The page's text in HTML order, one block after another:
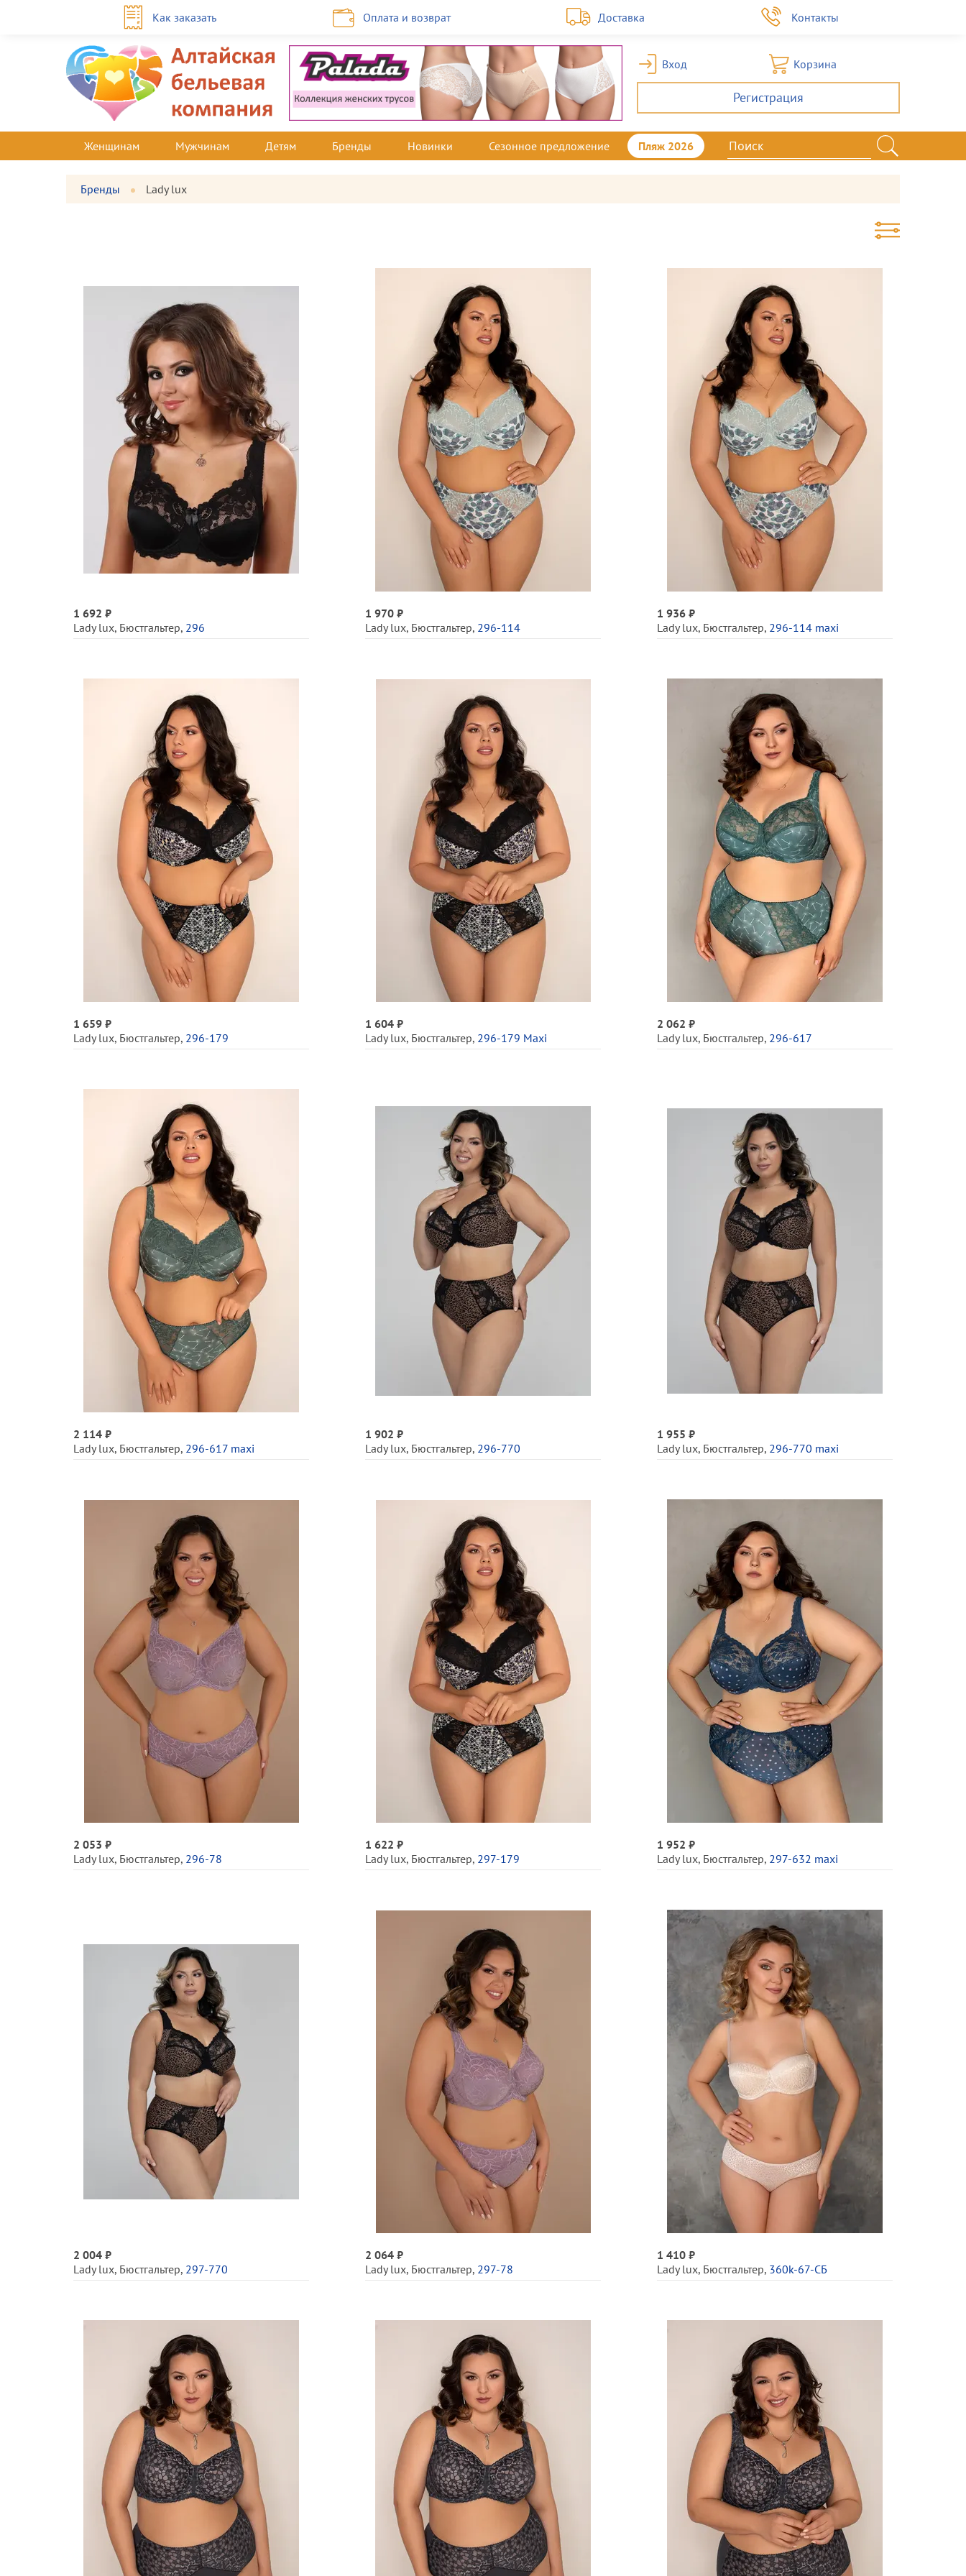
Как заказать Оплата и возврат Доставка Контакты
Вход Корзина
Регистрация
Женщинам Мужчинам Детям Бренды Новинки Сезонное предложение Пляж 2026
Бренды Lady lux
1 692 ₽
Lady lux, Бюстгальтер, 296
1 970 ₽
Lady lux, Бюстгальтер, 296-114
1 936 ₽
Lady lux, Бюстгальтер, 296-114 maxi
1 659 ₽
Lady lux, Бюстгальтер, 296-179
1 604 ₽
Lady lux, Бюстгальтер, 296-179 Maxi
2 062 ₽
Lady lux, Бюстгальтер, 296-617
2 114 ₽
Lady lux, Бюстгальтер, 296-617 maxi
1 902 ₽
Lady lux, Бюстгальтер, 296-770
1 955 ₽
Lady lux, Бюстгальтер, 296-770 maxi
2 053 ₽
Lady lux, Бюстгальтер, 296-78
1 622 ₽
Lady lux, Бюстгальтер, 297-179
1 952 ₽
Lady lux, Бюстгальтер, 297-632 maxi
2 004 ₽
Lady lux, Бюстгальтер, 297-770
2 064 ₽
Lady lux, Бюстгальтер, 297-78
1 410 ₽
Lady lux, Бюстгальтер, 360k-67-СБ